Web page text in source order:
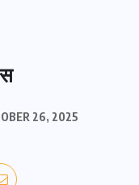
26, 2025